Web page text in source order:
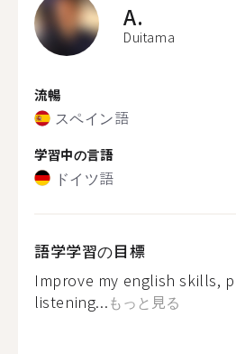
A.
Duitama
流暢
スペイン語
学習中の言語
ドイツ語
語学学習の目標
Improve my english skills,
listening...もっと見る